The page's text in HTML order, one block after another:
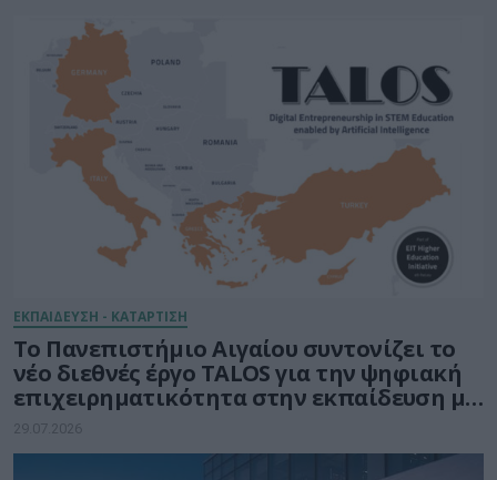
ΕΚΠΑΙΔΕΥΣΗ - ΚΑΤΑΡΤΙΣΗ
Το Πανεπιστήμιο Αιγαίου συντονίζει το
νέο διεθνές έργο TALOS για την ψηφιακή
επιχειρηματικότητα στην εκπαίδευση με
τη δύναμη της Τεχνητής Νοημοσύνης
29.07.2026